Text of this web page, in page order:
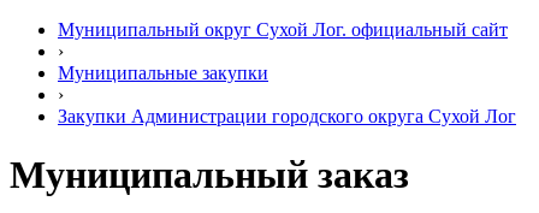
Муниципальный округ Сухой Лог. официальный сайт
›
Муниципальные закупки
›
Закупки Администрации городского округа Сухой Лог
Муниципальный заказ